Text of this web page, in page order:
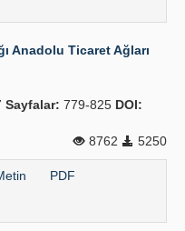
Anadolu Ticaret Ağları
Sayfalar: 779-825 DOI:
8762
5250
PDF